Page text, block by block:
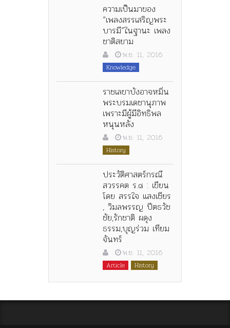
ความเป็นมาของ
“เพลงสรรเสริญพระ
บารมี”ในฐานะ เพลง
ชาติสยาม
พ.ย. 11, 2016
Knowledge
ราชเลขาบังอาจหมิ่น
พระบรมเดชานุภาพ
เพราะมีผู้มีอิทธิพล
หนุนหลัง
พ.ย. 11, 2016
History
ประวัติศาสตร์กรณี
สวรรคต ร.๘ : เขียน
โดย สรรใจ แสงเชียร
, วิมลพรรญ ปีตธวัช
ชัย,รักชาติ ผดุง
ธรรม,บุญร่วม เทียม
จันทร์
พ.ย. 11, 2016
Article History